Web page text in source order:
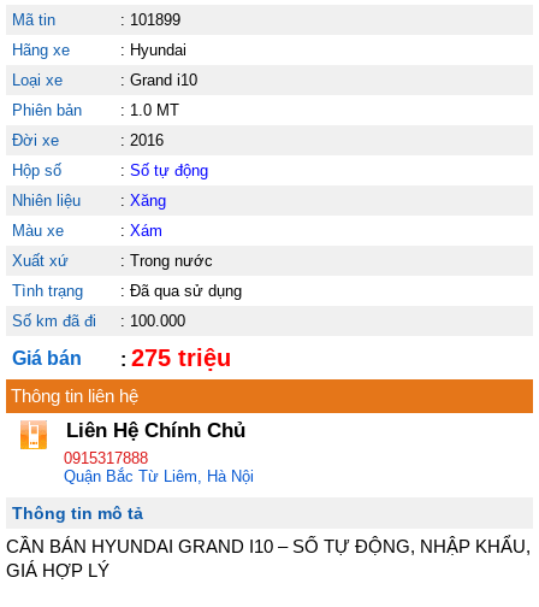
Mã tin
: 101899
Hãng xe
: Hyundai
Loại xe
: Grand i10
Phiên bản
: 1.0 MT
Đời xe
: 2016
Hộp số
: Số tự động
Nhiên liệu
: Xăng
Màu xe
: Xám
Xuất xứ
: Trong nước
Tình trạng
: Đã qua sử dụng
Số km đã đi
: 100.000
Giá bán : 275 triệu
Thông tin liên hệ
Liên Hệ Chính Chủ
0915317888
Quận Bắc Từ Liêm, Hà Nội
Thông tin mô tả
CẦN BÁN HYUNDAI GRAND I10 – SỐ TỰ ĐỘNG, NHẬP KHẨU,
GIÁ HỢP LÝ